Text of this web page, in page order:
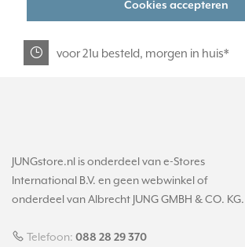
Cookies accepteren
veilig kopen met kopersbescherming
voor 21u besteld, morgen in huis*
JUNGstore.nl is onderdeel van e-Stores
International B.V. en geen webwinkel of
onderdeel van Albrecht JUNG GMBH & CO. KG.
Telefoon: 088 28 29 370